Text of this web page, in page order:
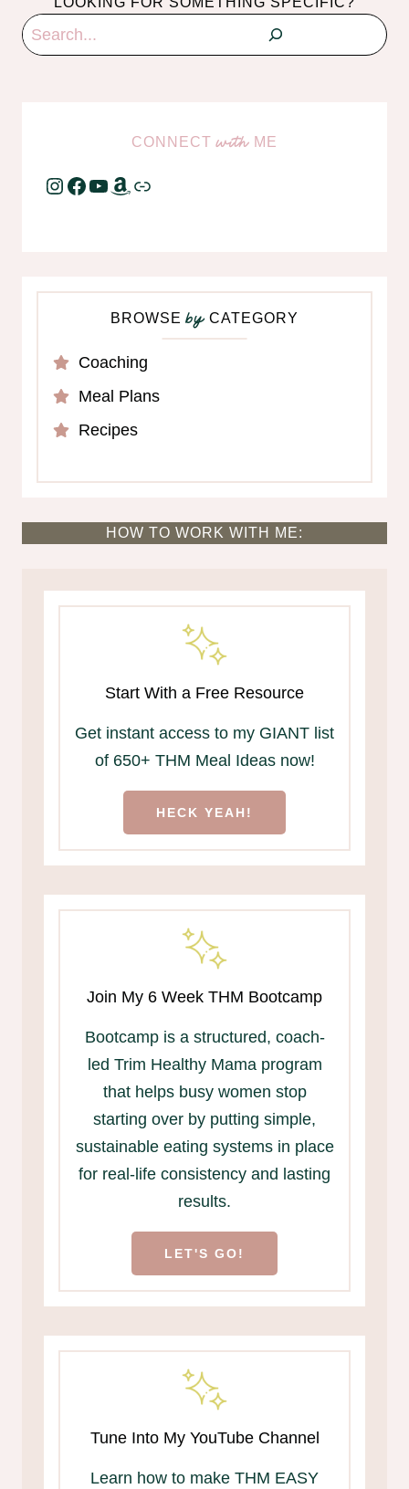
Search
CONNECTwith ME
Instagram
Facebook
YouTube
Amazon
Link
BROWSEbyCATEGORY
Coaching
Meal Plans
Recipes
HOW TO WORK WITH ME:
Start With a Free Resource
Get instant access to my GIANT list
of 650+ THM Meal Ideas now!
HECK YEAH!
Join My 6 Week THM Bootcamp
Bootcamp is a structured, coach-
led Trim Healthy Mama program
that helps busy women stop
starting over by putting simple,
sustainable eating systems in place
for real-life consistency and lasting
results.
LET'S GO!
Tune Into My YouTube Channel
Learn how to make THM EASY